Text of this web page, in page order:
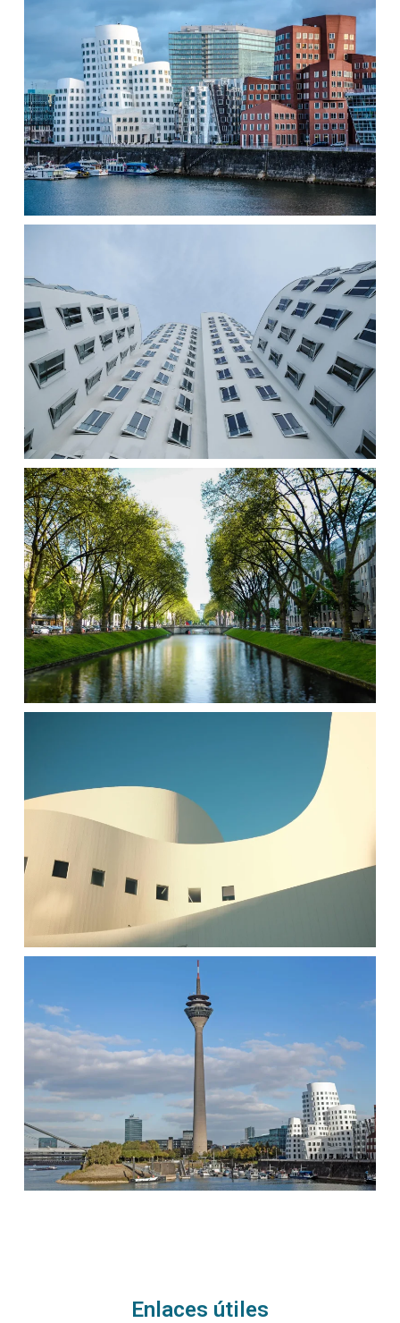
Enlaces útiles